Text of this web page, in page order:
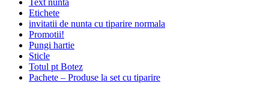
Text nunta
Etichete
invitatii de nunta cu tiparire normala
Promotii!
Pungi hartie
Sticle
Totul pt Botez
Pachete – Produse la set cu tiparire